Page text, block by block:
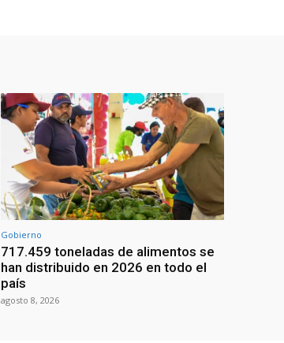
Gobierno
717.459 toneladas de alimentos se
han distribuido en 2026 en todo el
país
agosto 8, 2026